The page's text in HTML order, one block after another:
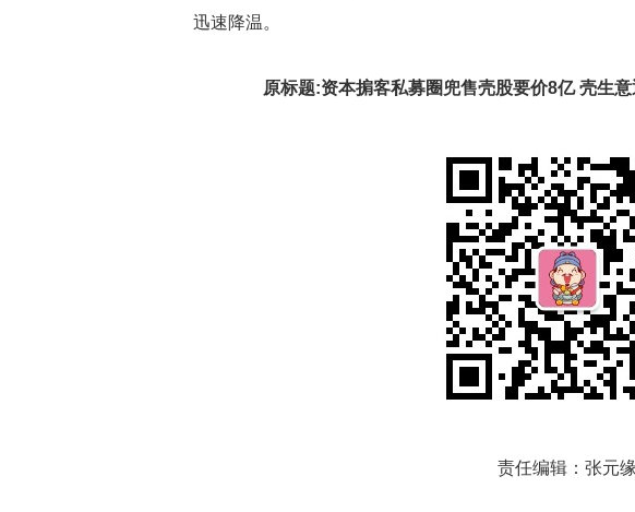
迅速降温。
原标题:资本掮客私募圈兜售壳股要价8亿 壳生
责任编辑：张元